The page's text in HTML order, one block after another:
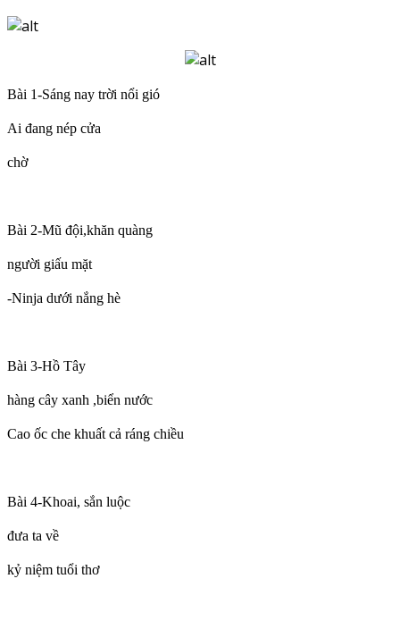
Bài 1-Sáng nay trời nổi gió
Ai đang nép cửa
chờ
Bài 2-Mũ đội,khăn quàng
người giấu mặt
-Ninja dưới nắng hè
Bài 3-Hồ Tây
hàng cây xanh ,biển nước
Cao ốc che khuất cả ráng chiều
Bài 4-Khoai, sắn luộc
đưa ta về
kỷ niệm tuổi thơ